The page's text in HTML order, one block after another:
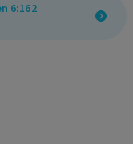
6:162